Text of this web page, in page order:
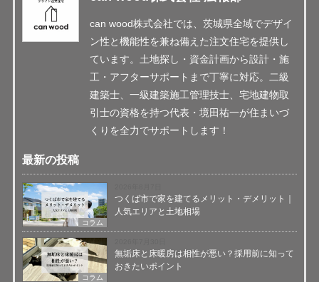
can wood株式会社では、茨城県全域でデザイ
ン性と機能性を兼ね備えた注文住宅を提供し
ています。土地探し・資金計画から設計・施
工・アフターサポートまで丁寧に対応。二級
建築士、一級建築施工管理技士、宅地建物取
引士の資格を持つ代表・境田祐一が住まいづ
くりを全力でサポートします！
最新の投稿
コラム
つくば市で家を建てるメリット・デメリット｜
人気エリアと土地相場
コラム
無垢床と床暖房は相性が悪い？採用前に知って
おきたいポイント